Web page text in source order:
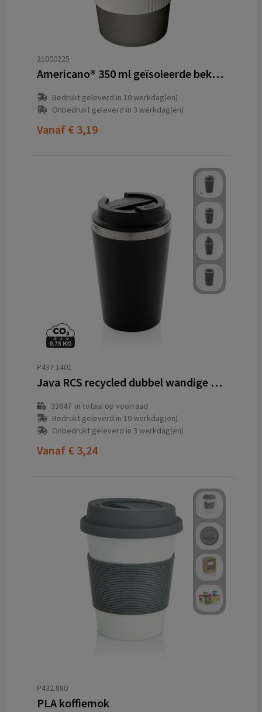
21000225
Americano® 350 ml geïsoleerde beker met grip
Bedrukt geleverd in 10 werkdag(en)
Onbedrukt geleverd in 3 werkdag(en)
Vanaf € 3,19
P437.1401
Java RCS recycled dubbel wandige beker 350ML
33647in totaal op voorraad
Bedrukt geleverd in 10 werkdag(en)
Onbedrukt geleverd in 3 werkdag(en)
Vanaf € 3,24
P432.880
PLA koffiemok